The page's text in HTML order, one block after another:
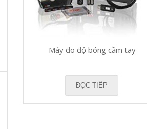
Máy đo độ bóng cầm tay
ĐỌC TIẾP